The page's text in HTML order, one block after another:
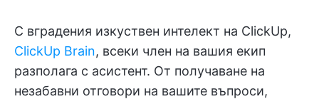
С вградения изкуствен интелект на ClickUp,
ClickUp Brain, всеки член на вашия екип
разполага с асистент. От получаване на
незабавни отговори на вашите въпроси,